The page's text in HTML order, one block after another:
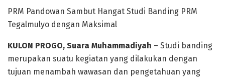
PRM Pandowan Sambut Hangat Studi Banding PRM
Tegalmulyo dengan Maksimal
KULON PROGO, Suara Muhammadiyah – Studi banding
merupakan suatu kegiatan yang dilakukan dengan
tujuan menambah wawasan dan pengetahuan yang